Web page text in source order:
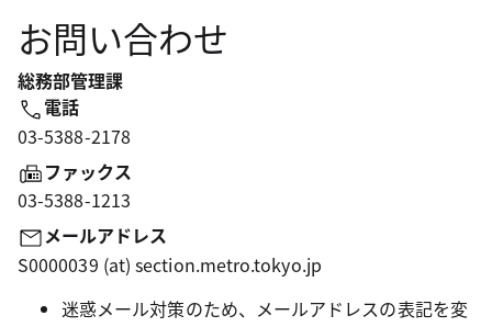
お問い合わせ
総務部管理課
電話
03-5388-2178
ファックス
03-5388-1213
メールアドレス
S0000039 (at) section.metro.tokyo.jp
迷惑メール対策のため、メールアドレスの表記を変